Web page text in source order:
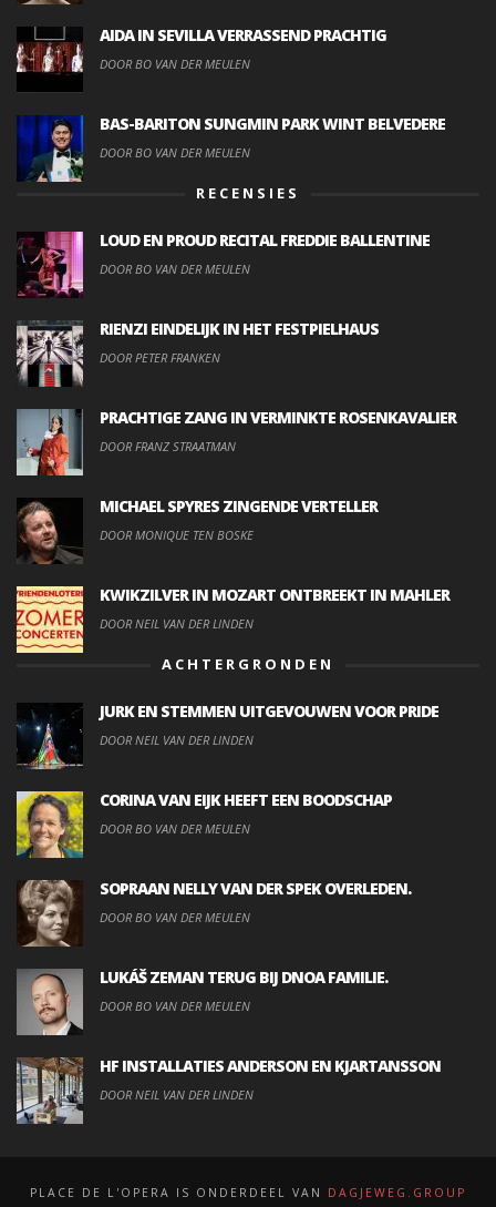
AIDA IN SEVILLA VERRASSEND PRACHTIG
DOOR BO VAN DER MEULEN
BAS-BARITON SUNGMIN PARK WINT BELVEDERE
DOOR BO VAN DER MEULEN
RECENSIES
LOUD EN PROUD RECITAL FREDDIE BALLENTINE
DOOR BO VAN DER MEULEN
RIENZI EINDELIJK IN HET FESTPIELHAUS
DOOR PETER FRANKEN
PRACHTIGE ZANG IN VERMINKTE ROSENKAVALIER
DOOR FRANZ STRAATMAN
MICHAEL SPYRES ZINGENDE VERTELLER
DOOR MONIQUE TEN BOSKE
KWIKZILVER IN MOZART ONTBREEKT IN MAHLER
DOOR NEIL VAN DER LINDEN
ACHTERGRONDEN
JURK EN STEMMEN UITGEVOUWEN VOOR PRIDE
DOOR NEIL VAN DER LINDEN
CORINA VAN EIJK HEEFT EEN BOODSCHAP
DOOR BO VAN DER MEULEN
SOPRAAN NELLY VAN DER SPEK OVERLEDEN.
DOOR BO VAN DER MEULEN
LUKÁŠ ZEMAN TERUG BIJ DNOA FAMILIE.
DOOR BO VAN DER MEULEN
HF INSTALLATIES ANDERSON EN KJARTANSSON
DOOR NEIL VAN DER LINDEN
PLACE DE L'OPERA IS ONDERDEEL VAN DAGJEWEG.GROUP